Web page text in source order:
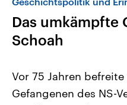
Das umkämpfte
Schoah
Vor 75 Jahren
Gefangenen des NS-